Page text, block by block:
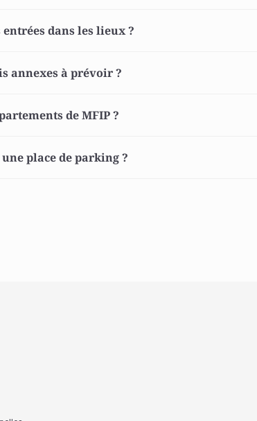
dans les lieux ?
annexes à prévoir ?
de MFIP ?
place de parking ?